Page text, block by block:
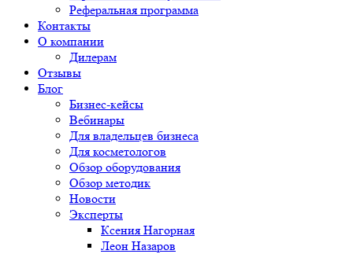
Реферальная программа
Контакты
О компании
Дилерам
Отзывы
Блог
Бизнес-кейсы
Вебинары
Для владельцев бизнеса
Для косметологов
Обзор оборудования
Обзор методик
Новости
Эксперты
Ксения Нагорная
Леон Назаров